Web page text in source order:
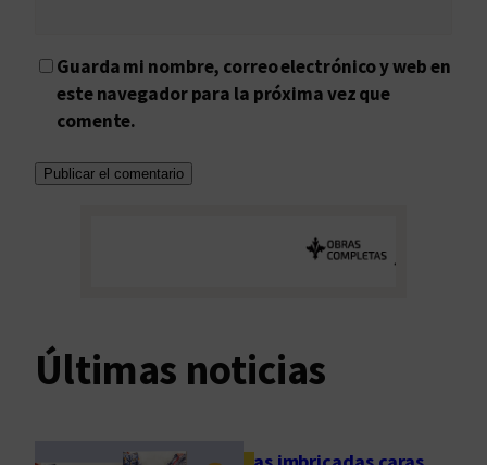
Guarda mi nombre, correo electrónico y web en
este navegador para la próxima vez que
comente.
Últimas noticias